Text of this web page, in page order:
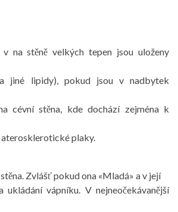
na stěně velkých tepen jsou uloženy
jiné lipidy), pokud jsou v nadbytek
cévní stěna, kde dochází zejména k
aterosklerotické plaky.
Zvlášť pokud ona «Mladá» a v její
ukládání vápníku. V nejneočekávanější